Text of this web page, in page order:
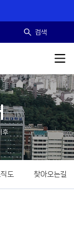
검색
후
도 찾아오는길